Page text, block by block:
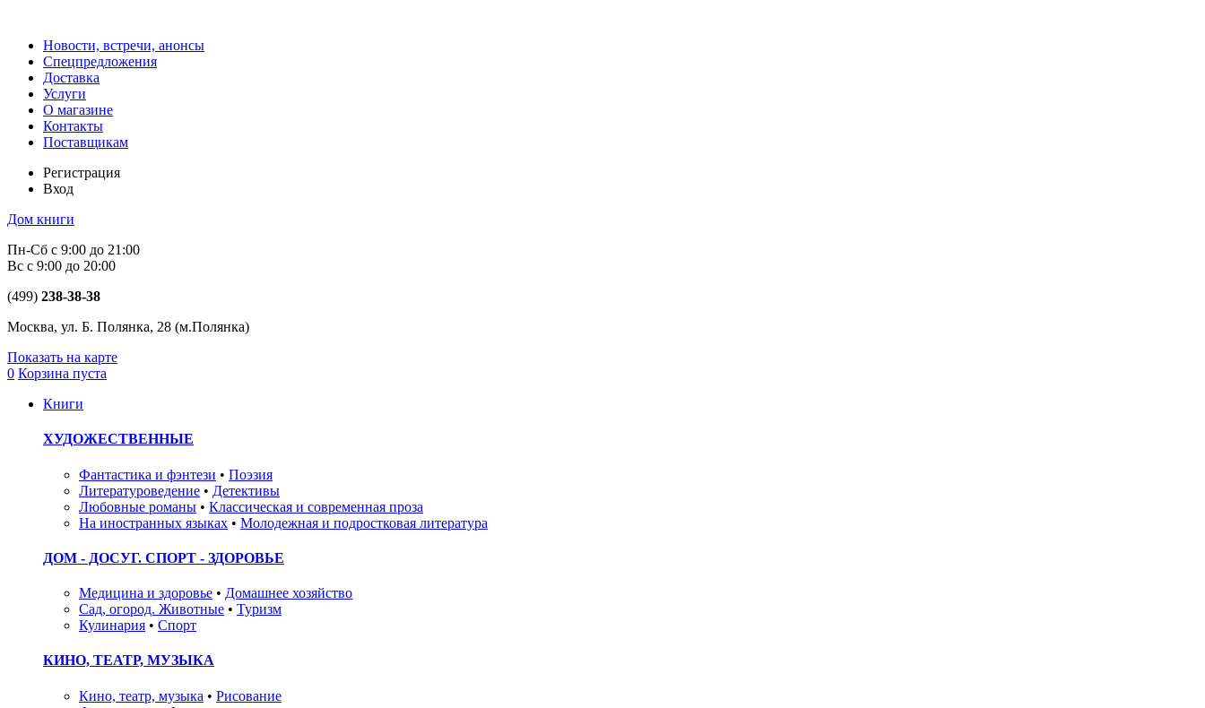
Новости, встречи, анонсы
Спецпредложения
Доставка
Услуги
О магазине
Контакты
Поставщикам
Регистрация
Вход
Дом книги
Пн-Сб с 9:00 до 21:00
Вс с 9:00 до 20:00
(499) 238-38-38
Москва, ул. Б. Полянка, 28 (м.Полянка)
Показать на карте
0 Корзина пуста
Книги
ХУДОЖЕСТВЕННЫЕ
Фантастика и фэнтези • Поэзия
Литературоведение • Детективы
Любовные романы • Классическая и современная проза
На иностранных языках • Молодежная и подростковая литература
ДОМ - ДОСУГ. СПОРТ - ЗДОРОВЬЕ
Медицина и здоровье • Домашнее хозяйство
Сад, огород. Животные • Туризм
Кулинария • Спорт
КИНО, ТЕАТР, МУЗЫКА
Кино, театр, музыка • Рисование